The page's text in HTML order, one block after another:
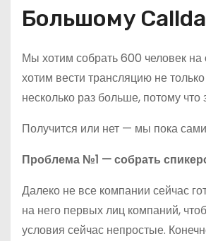
Большому
Мы хотим собрать 600 человек
хотим вести трансляцию не
несколько раз больше, потому что
Получится или нет — мы пока
Проблема №1 — собрать
Далеко не все компании сейчас
на него первых лиц компаний,
условия сейчас непростые.